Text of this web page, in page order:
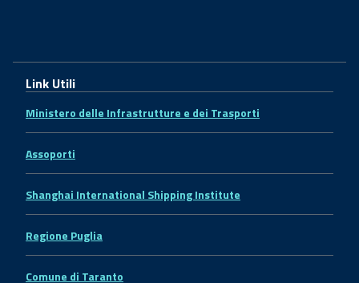
Link Utili
Ministero delle Infrastrutture e dei Trasporti
Assoporti
Shanghai International Shipping Institute
Regione Puglia
Comune di Taranto